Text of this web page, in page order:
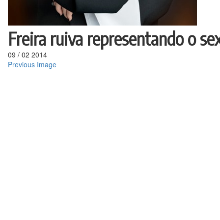
Freira ruiva representando o
09 / 02 2014
Previous Image